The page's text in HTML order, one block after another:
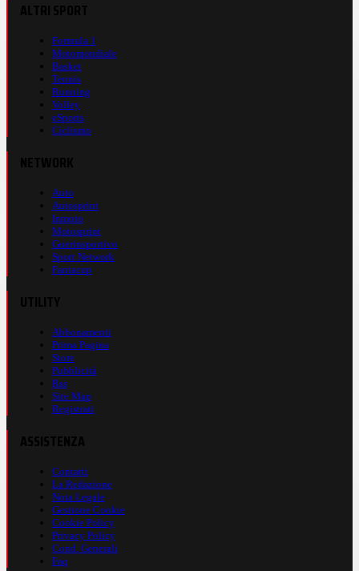
Formula 1
Motomondiale
Basket
Tennis
Running
Volley
eSports
Ciclismo
Auto
Autosprint
Inmoto
Motosprint
Guerinsportivo
Sport Network
Fantacup
Abbonamenti
Prima Pagina
Store
Pubblicità
Rss
Site Map
Registrati
Contatti
La Redazione
Nota Legale
Gestione Cookie
Cookie Policy
Privacy Policy
Cond. Generali
Faq